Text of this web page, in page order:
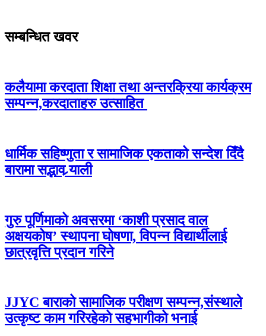
सम्बन्धित खवर
कलैयामा करदाता शिक्षा तथा अन्तरक्रिया कार्यक्रम
सम्पन्न,करदाताहरु उत्साहित
धार्मिक सहिष्णुता र सामाजिक एकताको सन्देश दिँदै
बारामा सद्भाव र्‍याली
गुरु पूर्णिमाको अवसरमा ‘काशी प्रसाद वाल
अक्षयकोष’ स्थापना घोषणा, विपन्न विद्यार्थीलाई
छात्रवृत्ति प्रदान गरिने
JJYC बाराको सामाजिक परीक्षण सम्पन्न,संस्थाले
उत्कृष्ट काम गरिरहेको सहभागीको भनाई